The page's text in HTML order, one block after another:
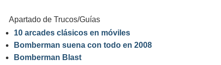
Apartado de Trucos/Guías
10 arcades clásicos en móviles
Bomberman suena con todo en 2008
Bomberman Blast